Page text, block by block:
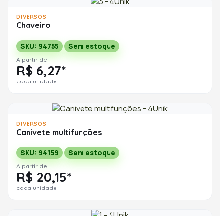
DIVERSOS
Chaveiro
SKU: 94755 Sem estoque
A partir de
R$ 6,27*
cada unidade
DIVERSOS
Canivete multifunções
SKU: 94159 Sem estoque
A partir de
R$ 20,15*
cada unidade